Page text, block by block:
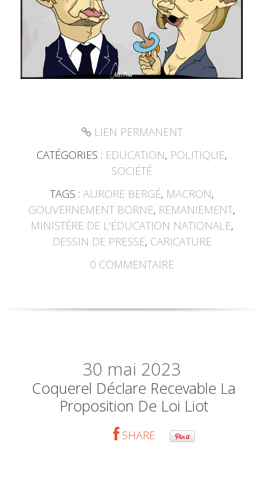
LIEN PERMANENT
CATÉGORIES : EDUCATION, POLITIQUE,
SOCIÉTÉ
TAGS : AURORE BERGÉ, MACRON,
GOUVERNEMENT BORNE, REMANIEMENT,
MINISTÈRE DE L'ÉDUCATION NATIONALE,
DESSIN DE PRESSE, CARICATURE
0 COMMENTAIRE
30 mai 2023
Coquerel Déclare Recevable La
Proposition De Loi Liot
SHARE